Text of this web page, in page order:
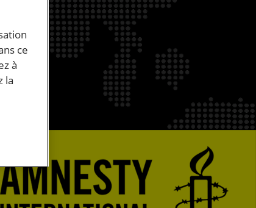
ce
à
la